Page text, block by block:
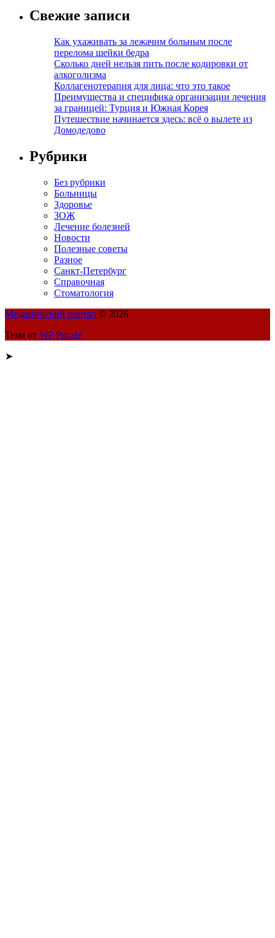
Свежие записи
Как ухаживать за лежачим больным после
перелома шейки бедра
Сколько дней нельзя пить после кодировки от
алкоголизма
Коллагенотерапия для лица: что это такое
Преимущества и специфика организации лечения
за границей: Турция и Южная Корея
Путешествие начинается здесь: всё о вылете из
Домодедово
Рубрики
Без рубрики
Больницы
Здоровье
ЗОЖ
Лечение болезней
Новости
Полезные советы
Разное
Санкт-Петербург
Справочная
Стоматология
Медицинский портал © 2026
Тема от WP Puzzle
➤